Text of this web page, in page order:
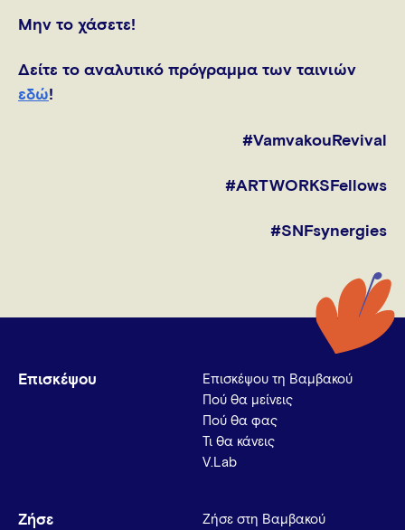
Μην το χάσετε!
Δείτε το αναλυτικό πρόγραμμα των ταινιών
εδώ!
#VamvakouRevival
#ARTWORKSFellows
#SNFsynergies
Επισκέψου
Επισκέψου τη Βαμβακού
Πού θα μείνεις
Πού θα φας
Τι θα κάνεις
V.Lab
Ζήσε
Ζήσε στη Βαμβακού